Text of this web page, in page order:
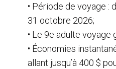
• Période de voyage :
31 octobre 2026;
• Le 9e adulte voyage
• Économies
allant jusqu’à 400 $